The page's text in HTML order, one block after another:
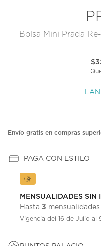
Bolsa Mini Prada
Envío gratis en compras
PAGA CON ESTILO
MENSUALIDADES SIN
Hasta 3
Vigencia del 16 de Julio al